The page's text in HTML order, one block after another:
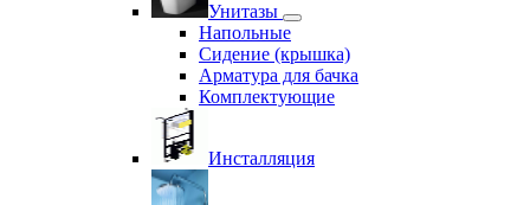
Унитазы
Напольные
Сидение (крышка)
Арматура для бачка
Комплектующие
Инсталляция